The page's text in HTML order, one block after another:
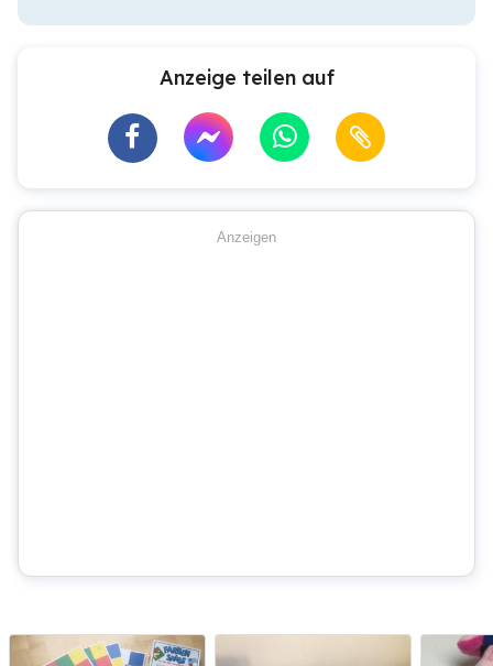
Anzeige teilen auf
Anzeigen